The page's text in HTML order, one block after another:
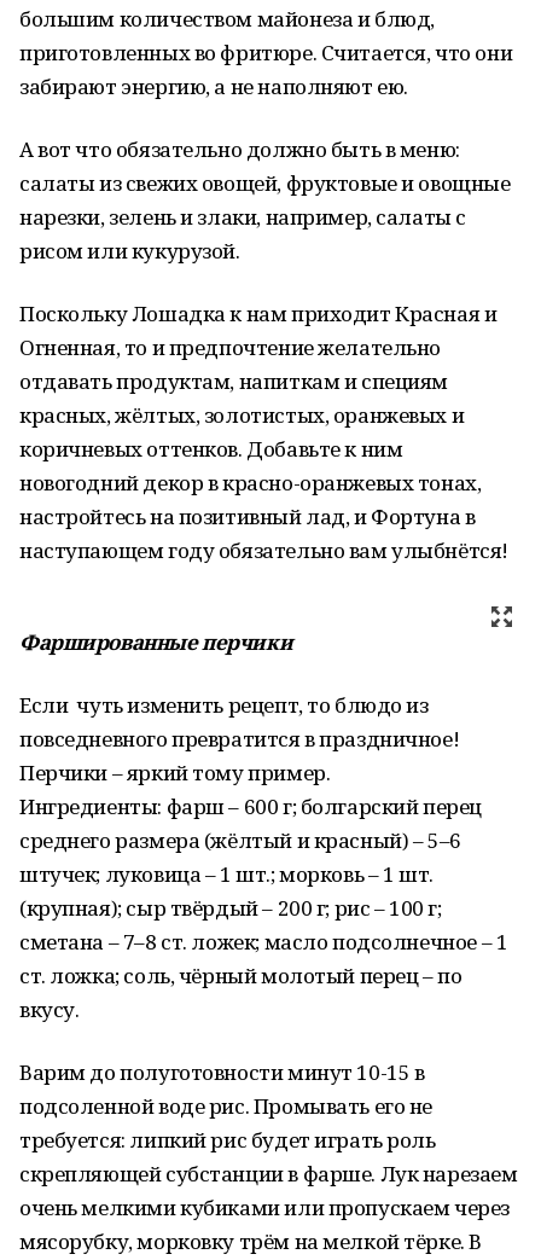
большим количеством майонеза и блюд,
приготовленных во фритюре. Считается, что они
забирают энергию, а не наполняют ею.
А вот что обязательно должно быть в меню:
салаты из свежих овощей, фруктовые и овощные
нарезки, зелень и злаки, например, салаты с
рисом или кукурузой.
Поскольку Лошадка к нам приходит Красная и
Огненная, то и предпочтение желательно
отдавать продуктам, напиткам и специям
красных, жёлтых, золотистых, оранжевых и
коричневых оттенков. Добавьте к ним
новогодний декор в красно-оранжевых тонах,
настройтесь на позитивный лад, и Фортуна в
наступающем году обязательно вам улыбнётся!
Фаршированные перчики
Если чуть изменить рецепт, то блюдо из
повседневного превратится в праздничное!
Перчики – яркий тому пример.
Ингредиенты: фарш – 600 г; болгарский перец
среднего размера (жёлтый и красный) – 5–6
штучек; луковица – 1 шт.; морковь – 1 шт.
(крупная); сыр твёрдый – 200 г; рис – 100 г;
сметана – 7–8 ст. ложек; масло подсолнечное – 1
ст. ложка; соль, чёрный молотый перец – по
вкусу.
Варим до полуготовности минут 10-15 в
подсоленной воде рис. Промывать его не
требуется: липкий рис будет играть роль
скрепляющей субстанции в фарше. Лук нарезаем
очень мелкими кубиками или пропускаем через
мясорубку, морковку трём на мелкой тёрке. В